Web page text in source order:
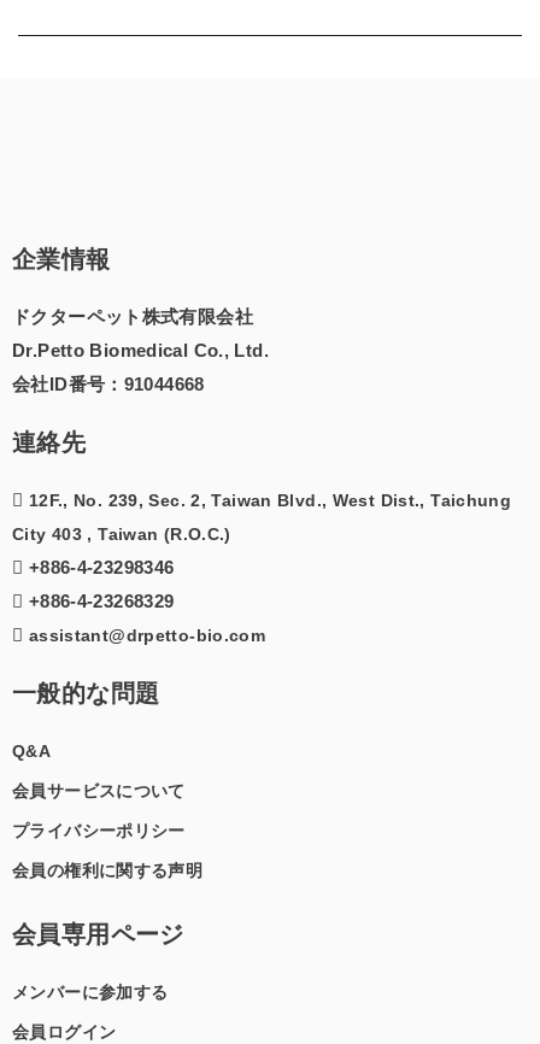
企業情報
ドクターペット株式有限会社
Dr.Petto Biomedical Co., Ltd.
会社ID番号：91044668
連絡先
12F., No. 239, Sec. 2, Taiwan Blvd., West Dist., Taichung
City 403 , Taiwan (R.O.C.)
+886-4-23298346
+886-4-23268329
assistant@drpetto-bio.com
一般的な問題
Q&A
会員サービスについて
プライバシーポリシー
会員の権利に関する声明
会員専用ページ
メンバーに参加する
会員ログイン